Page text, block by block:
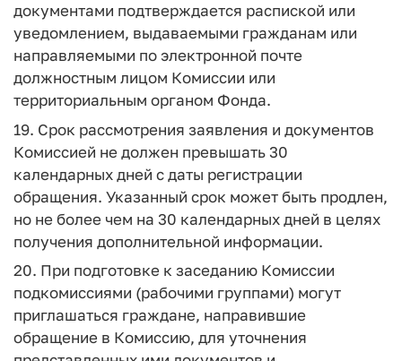
документами подтверждается распиской или
уведомлением, выдаваемыми гражданам или
направляемыми по электронной почте
должностным лицом Комиссии или
территориальным органом Фонда.
19. Срок рассмотрения заявления и документов
Комиссией не должен превышать 30
календарных дней с даты регистрации
обращения. Указанный срок может быть продлен,
но не более чем на 30 календарных дней в целях
получения дополнительной информации.
20. При подготовке к заседанию Комиссии
подкомиссиями (рабочими группами) могут
приглашаться граждане, направившие
обращение в Комиссию, для уточнения